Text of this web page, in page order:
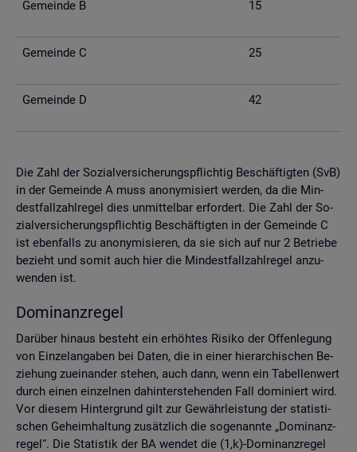
Ge­mein­de B 15
Ge­mein­de C 25
Ge­mein­de D 42
Die Zahl der So­zi­al­ver­si­che­rungs­pflich­tig Be­schäf­tig­ten (SvB)
in der Ge­mein­de A muss an­ony­mi­siert wer­den, da die Min­
dest­fall­zahl­re­gel dies un­mit­tel­bar er­for­dert. Die Zahl der So­
zi­al­ver­si­che­rungs­pflich­tig Be­schäf­tig­ten in der Ge­mein­de C
ist eben­falls zu an­ony­mi­sie­ren, da sie sich auf nur 2 Be­trie­be
be­zieht und somit auch hier die Min­dest­fall­zahl­re­gel an­zu­
wen­den ist.
Do­mi­nanz­re­gel
Dar­über hin­aus be­steht ein er­höh­tes Ri­si­ko der Of­fen­le­gung
von Ein­zel­an­ga­ben bei Daten, die in einer hier­ar­chi­schen Be­
zie­hung zu­ein­an­der ste­hen, auch dann, wenn ein Ta­bel­len­wert
durch einen ein­zel­nen da­hin­ter­ste­hen­den Fall do­mi­niert wird.
Vor die­sem Hin­ter­grund gilt zur Ge­währ­leis­tung der sta­tis­ti­
schen Ge­heim­hal­tung zu­sätz­lich die so­ge­nann­te „Do­mi­nanz­
re­gel“. Die Sta­tis­tik der BA wen­det die (1,k)-Do­mi­nanz­re­gel